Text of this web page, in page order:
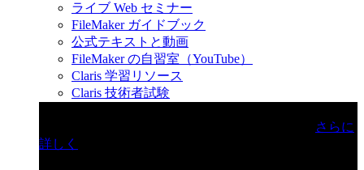
ライブ Web セミナー
FileMaker ガイドブック
公式テキストと動画
FileMaker の自習室（YouTube）
Claris 学習リソース
Claris 技術者試験
さらに
詳しく